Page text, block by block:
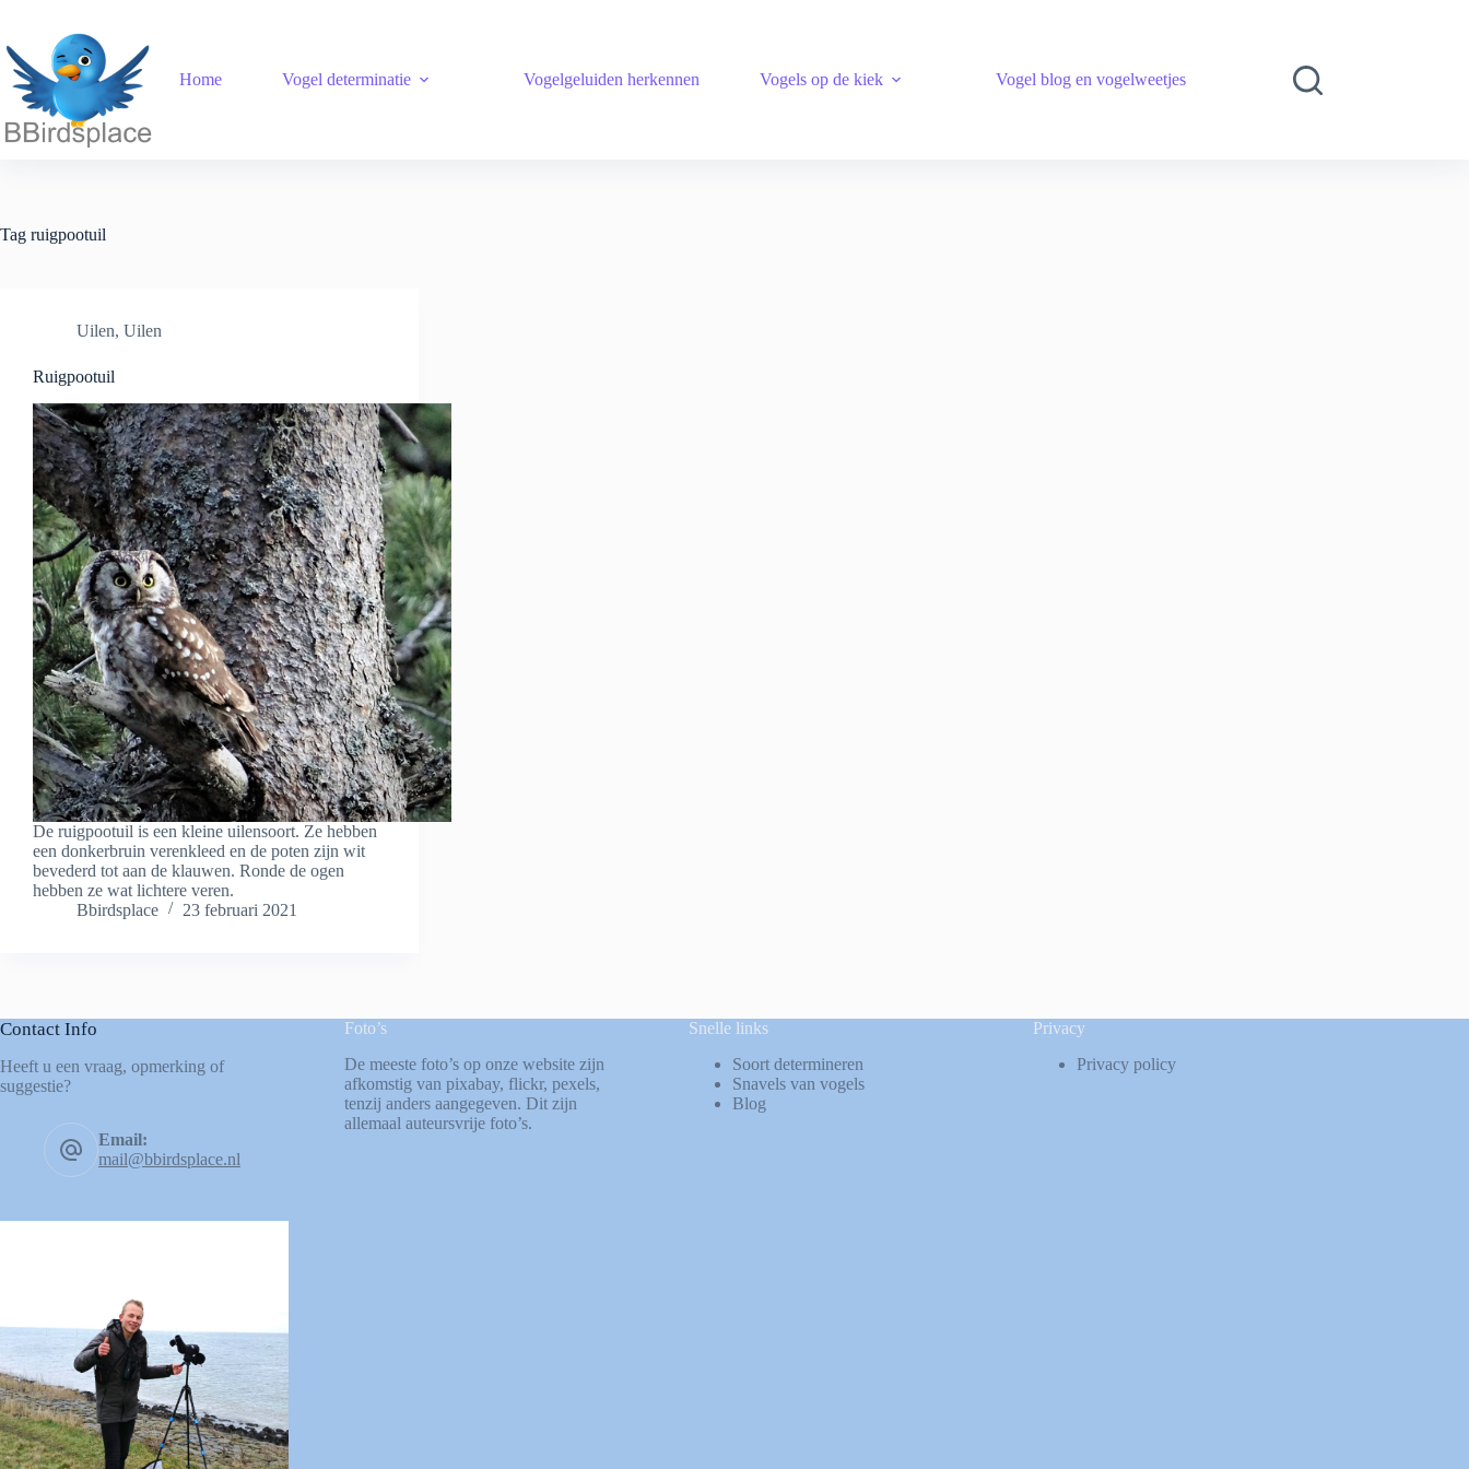
de
inhoud
Home Vogel determinatie Vogelgeluiden herkennen Vogels op de kiek Vogel blog en vogelweetjes
Tag ruigpootuil
Uilen, Uilen
Ruigpootuil
De ruigpootuil is een kleine uilensoort. Ze hebben
een donkerbruin verenkleed en de poten zijn wit
bevederd tot aan de klauwen. Ronde de ogen
hebben ze wat lichtere veren.
Bbirdsplace
23 februari 2021
Contact Info
Heeft u een vraag, opmerking of
suggestie?
Email:
mail@bbirdsplace.nl
Foto’s
De meeste foto’s op onze website zijn
afkomstig van pixabay, flickr, pexels,
tenzij anders aangegeven. Dit zijn
allemaal auteursvrije foto’s.
Snelle links
Soort determineren
Snavels van vogels
Blog
Privacy
Privacy policy